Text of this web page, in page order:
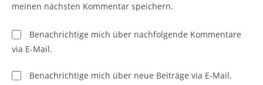
ein
meinen nächsten Kommentar speichern.
Benachrichtige mich über nachfolgende Kommentare
via E-Mail.
Benachrichtige mich über neue Beiträge via E-Mail.